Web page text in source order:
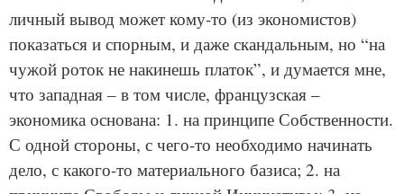
личный вывод может кому-то (из экономистов)
показаться и спорным, и даже скандальным, но “на
чужой роток не накинешь платок”, и думается мне,
что западная – в том числе, французская –
экономика основана: 1. на принципе Собственности.
С одной стороны, с чего-то необходимо начинать
дело, с какого-то материального базиса; 2. на